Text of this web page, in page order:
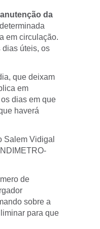
da
em circulação.
dias úteis, os
que deixam
em
dias em que
haverá
Salem Vidigal
de
sobre a
para que